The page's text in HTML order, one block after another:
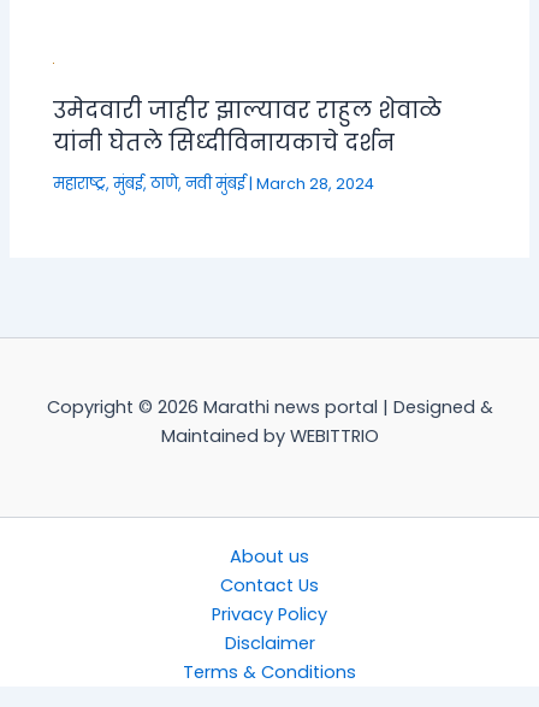
उमेदवारी जाहीर झाल्यावर राहुल शेवाळे
यांनी घेतले सिध्दीविनायकाचे दर्शन
महाराष्ट्र,मुंबई, ठाणे, नवी मुंबई|March 28, 2024
Copyright © 2026 Marathi news portal | Designed &
Maintained by WEBITTRIO
About us
Contact Us
Privacy Policy
Disclaimer
Terms & Conditions